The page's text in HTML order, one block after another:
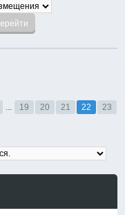
... 19 20 21 22 23